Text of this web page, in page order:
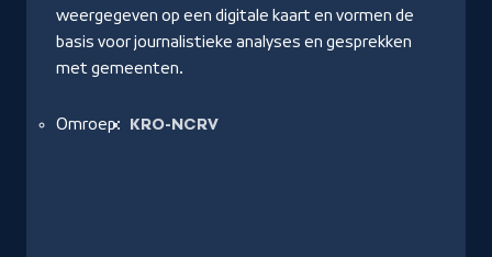
weergegeven op een digitale kaart en vormen de
basis voor journalistieke analyses en gesprekken
met gemeenten.
Omroep: KRO-NCRV